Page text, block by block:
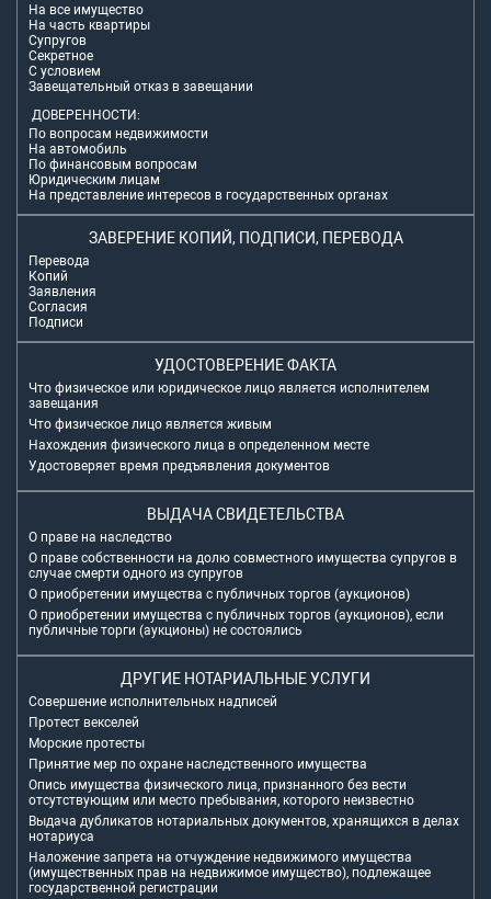
На все имущество
На часть квартиры
Супругов
Секретное
С условием
Завещательный отказ в завещании
ДОВЕРЕННОСТИ:
По вопросам недвижимости
На автомобиль
По финансовым вопросам
Юридическим лицам
На представление интересов в государственных органах
ЗАВЕРЕНИЕ КОПИЙ, ПОДПИСИ, ПЕРЕВОДА
Перевода
Копий
Заявления
Согласия
Подписи
УДОСТОВЕРЕНИЕ ФАКТА
Что физическое или юридическое лицо является исполнителем
завещания
Что физическое лицо является живым
Нахождения физического лица в определенном месте
Удостоверяет время предъявления документов
ВЫДАЧА СВИДЕТЕЛЬСТВА
О праве на наследство
О праве собственности на долю совместного имущества супругов в
случае смерти одного из супругов
О приобретении имущества с публичных торгов (аукционов)
О приобретении имущества с публичных торгов (аукционов), если
публичные торги (аукционы) не состоялись
ДРУГИЕ НОТАРИАЛЬНЫЕ УСЛУГИ
Совершение исполнительных надписей
Протест векселей
Морские протесты
Принятие мер по охране наследственного имущества
Опись имущества физического лица, признанного без вести
отсутствующим или место пребывания, которого неизвестно
Выдача дубликатов нотариальных документов, хранящихся в делах
нотариуса
Наложение запрета на отчуждение недвижимого имущества
(имущественных прав на недвижимое имущество), подлежащее
государственной регистрации